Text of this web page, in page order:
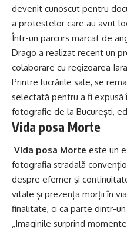
devenit cunoscut pentru
a protestelor care au avut
Într-un parcurs marcat de
Drago a realizat recent un
colaborare cu regizoarea
Printre lucrările sale, se
selectată pentru a fi expusă
fotografie de la București,
Vida posa Morte
Vida posa Morte este un
fotografia stradală
despre efemer și
vitale și prezența morții în
finalitate, ci ca parte dintr-
„Imaginile surprind